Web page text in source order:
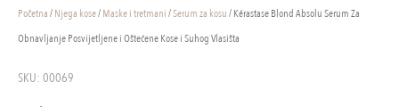
Početna/Njega kose/Maske i tretmani/Serum za kosu/ Kérastase Blond Absolu Serum Za
Obnavljanje Posvijetljene i Oštećene Kose i Suhog Vlasišta
SKU: 00069